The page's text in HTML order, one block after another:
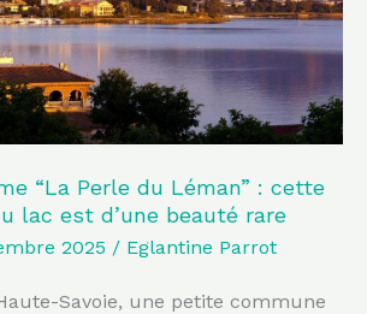
“La Perle du Léman” : cette
lac est d’une beauté rare
2025 / Eglantine Parrot
Savoie, une petite commune